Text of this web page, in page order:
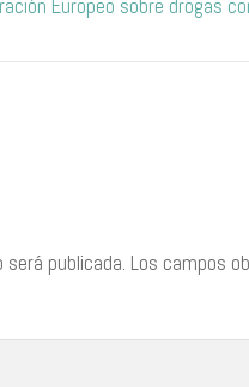
Europeo sobre drogas
publicada. Los campos